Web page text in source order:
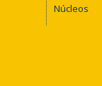
Núcleos